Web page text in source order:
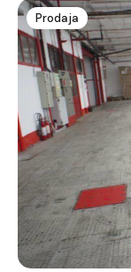
Prodaja